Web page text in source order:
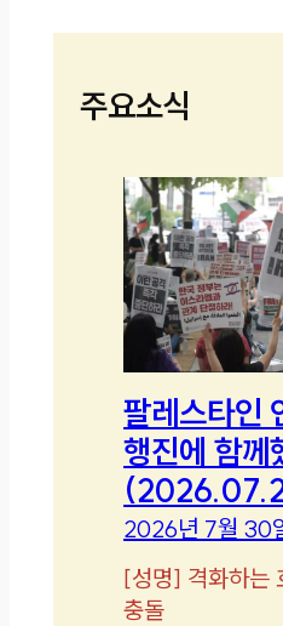
주요소식
팔레스타인
행진에 함께
2026년 7월 30
[성명] 격화하는
충돌